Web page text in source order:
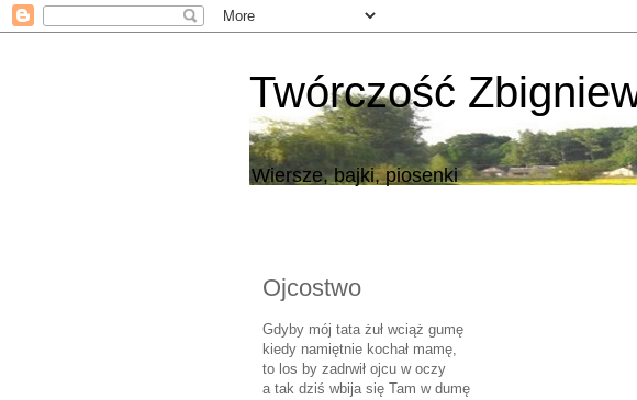
Twórczość
Wiersze, bajki, piosenki
Ojcostwo
Gdyby mój tata żuł wciąż gumę
kiedy namiętnie kochał mamę,
to los by zadrwił ojcu w oczy
a tak dziś wbija się Tam w dumę